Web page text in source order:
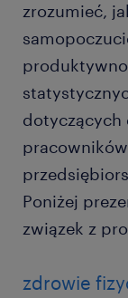
zrozumieć,
dotyczących
Poniżej
związek z
zdrowie